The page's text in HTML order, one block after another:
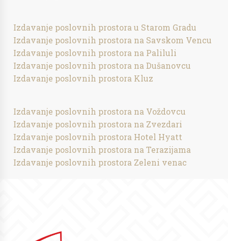
Izdavanje poslovnih prostora u Starom Gradu
Izdavanje poslovnih prostora na Savskom Vencu
Izdavanje poslovnih prostora na Paliluli
Izdavanje poslovnih prostora na Dušanovcu
Izdavanje poslovnih prostora Kluz
Izdavanje poslovnih prostora na Voždovcu
Izdavanje poslovnih prostora na Zvezdari
Izdavanje poslovnih prostora Hotel Hyatt
Izdavanje poslovnih prostora na Terazijama
Izdavanje poslovnih prostora Zeleni venac